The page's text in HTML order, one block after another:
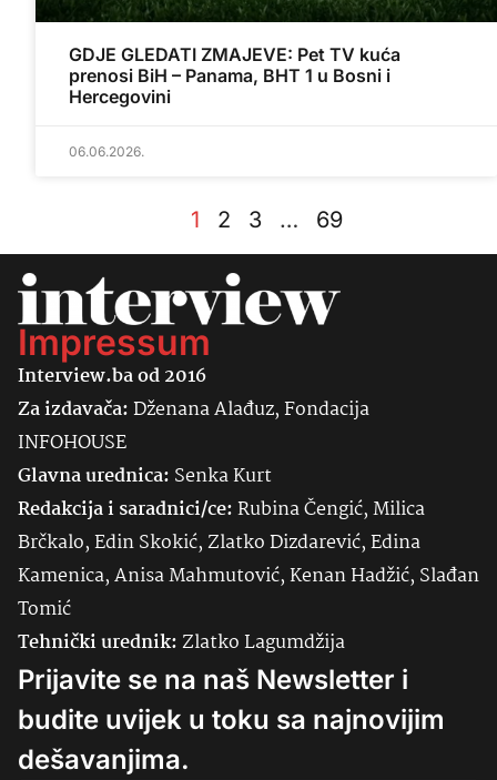
GDJE GLEDATI ZMAJEVE: Pet TV kuća
prenosi BiH – Panama, BHT 1 u Bosni i
Hercegovini
06.06.2026.
1 2 3 … 69
Impressum
Interview.ba od 2016
Za izdavača:Dženana Alađuz, Fondacija
INFOHOUSE
Glavna urednica: SenkaKurt
Redakcija i saradnici/ce:Rubina Čengić, Milica
Brčkalo, Edin Skokić, Zlatko Dizdarević, Edina
Kamenica, Anisa Mahmutović, Kenan Hadžić, Slađan
Tomić
Tehnički urednik:Zlatko Lagumdžija
Prijavite se na naš Newsletter i
budite uvijek u toku sa najnovijim
dešavanjima.